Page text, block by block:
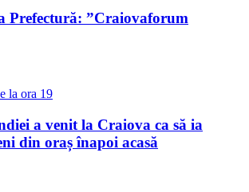
Prefectură: ”Craiovaforum
la ora 19
a venit la Craiova ca să ia
din oraș înapoi acasă